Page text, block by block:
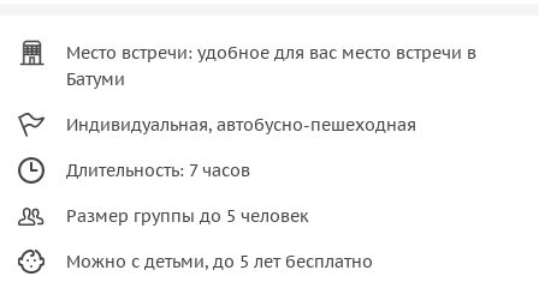
Место встречи: удобное для вас место встречи в
Батуми
Индивидуальная, автобусно-пешеходная
Длительность: 7 часов
Размер группы до 5 человек
Можно с детьми, до 5 лет бесплатно